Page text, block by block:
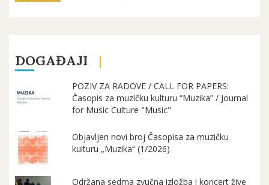
DOGAĐAJI
POZIV ZA RADOVE / CALL FOR PAPERS:
Časopis za muzičku kulturu “Muzika” / Journal
for Music Culture "Music"
Objavljen novi broj Časopisa za muzičku
kulturu „Muzika“ (1/2026)
Održana sedma zvučna izložba i koncert žive